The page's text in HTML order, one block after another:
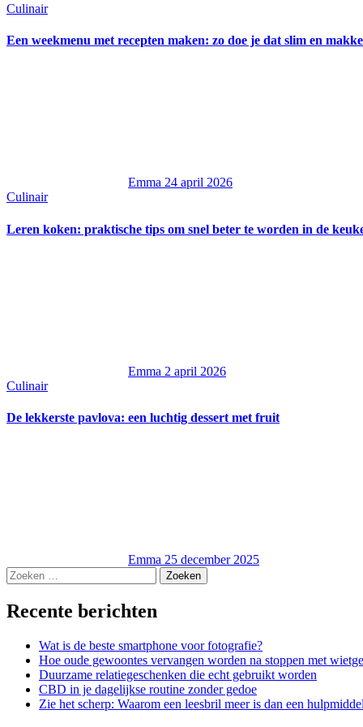
Culinair
Een weekmenu met recepten maken: zo doe je dat slim en
Emma 24 april 2026
Culinair
Leren koken: praktische tips om snel beter te worden in de
Emma 2 april 2026
Culinair
De lekkerste pavlova: een luchtig dessert met fruit
Emma 25 december 2025
Zoeken
naar:
Recente berichten
Wat is de beste smartphone voor fotografie?
Hoe oude gewoontes vervangen worden na stoppen met
Duurzame relatiegeschenken die echt gebruikt worden
CBD in je dagelijkse routine zonder gedoe
Zie het scherp: Waarom een leesbril meer is dan een hulpmiddel